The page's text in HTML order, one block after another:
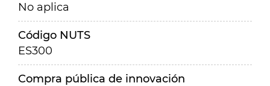
No aplica
Código NUTS
ES300
Compra pública de innovación